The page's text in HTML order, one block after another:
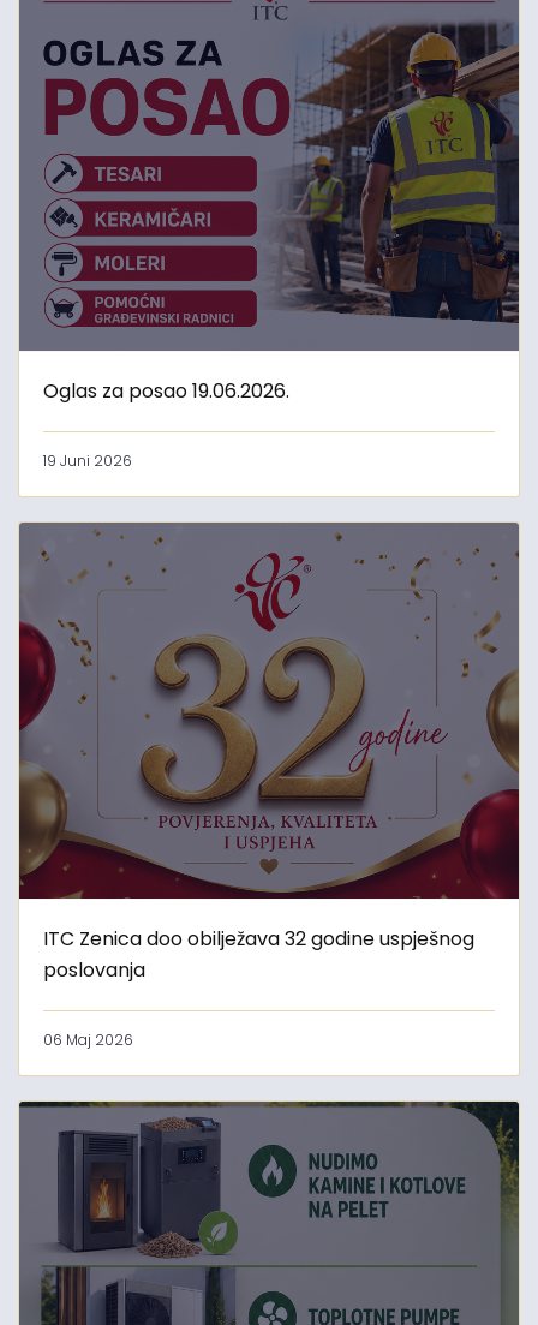
Oglas za posao 19.06.2026.
19 Juni 2026
ITC Zenica doo obilježava 32 godine uspješnog
poslovanja
06 Maj 2026